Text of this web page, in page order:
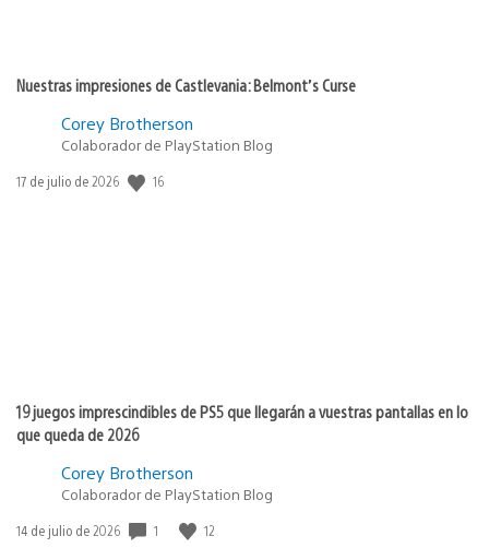
Nuestras impresiones de Castlevania: Belmont’s Curse
Corey Brotherson
Colaborador de PlayStation Blog
Fecha
17 de julio de 2026 16
19 juegos imprescindibles de PS5 que llegarán a vuestras pantallas en lo
que queda de 2026
Corey Brotherson
Colaborador de PlayStation Blog
Fecha
14 de julio de 2026 1 12